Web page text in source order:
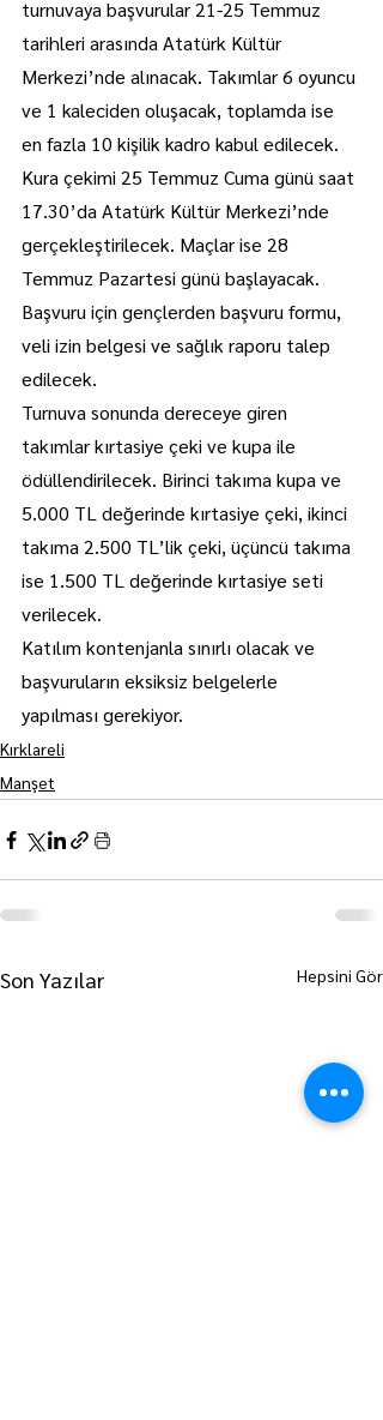
turnuvaya başvurular 21-25 Temmuz
tarihleri arasında Atatürk Kültür
Merkezi’nde alınacak. Takımlar 6 oyuncu
ve 1 kaleciden oluşacak, toplamda ise
en fazla 10 kişilik kadro kabul edilecek.
Kura çekimi 25 Temmuz Cuma günü saat
17.30’da Atatürk Kültür Merkezi’nde
gerçekleştirilecek. Maçlar ise 28
Temmuz Pazartesi günü başlayacak.
Başvuru için gençlerden başvuru formu,
veli izin belgesi ve sağlık raporu talep
edilecek.
Turnuva sonunda dereceye giren
takımlar kırtasiye çeki ve kupa ile
ödüllendirilecek. Birinci takıma kupa ve
5.000 TL değerinde kırtasiye çeki, ikinci
takıma 2.500 TL’lik çeki, üçüncü takıma
ise 1.500 TL değerinde kırtasiye seti
verilecek.
Katılım kontenjanla sınırlı olacak ve
başvuruların eksiksiz belgelerle
yapılması gerekiyor.
Kırklareli
Manşet
Son Yazılar Hepsini Gör